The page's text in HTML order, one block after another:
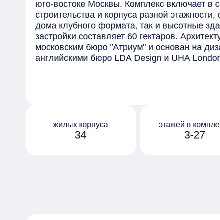
юго-востоке Москвы. Комплекс включает в
строительства и корпуса разной
дома клубного формата, так и высотные
застройки составляет 60 гектаров.
московским бюро "Атриум" и основан на
английскими бюро LDA Design и UHA
обустроен собственный парк "Зелёная
10 гектаров, которая тянется через весь
Протяжённое прогулочное пространство
34
жилых корпуса
3-27
этажей в